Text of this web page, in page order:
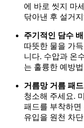
에 바로 씻지 마
닦아낸 후 설거
주기적인 담수
따뜻한 물을 가
니다. 수압과 온
는 훌륭한 예방
거름망 거름 패
청소해 주세요.
패드를 부착하면
유입을 원천 차